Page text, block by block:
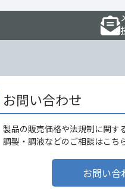
お問い合わせ
製品の販売価格や法規制に関す
調製・調液などのご相談はこち
お問い合